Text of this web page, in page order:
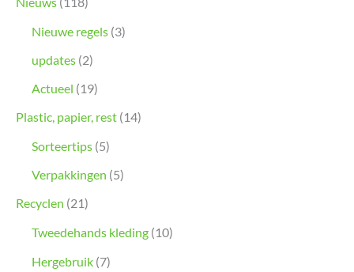
Nieuwe regels (3)
updates (2)
Actueel (19)
Plastic, papier, rest (14)
Sorteertips (5)
Verpakkingen (5)
Recyclen (21)
Tweedehands kleding (10)
Hergebruik (7)